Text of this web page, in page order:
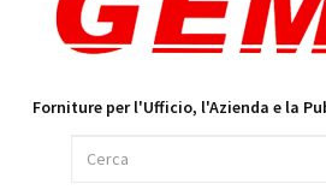
Forniture per l'Ufficio, l'Azienda e la